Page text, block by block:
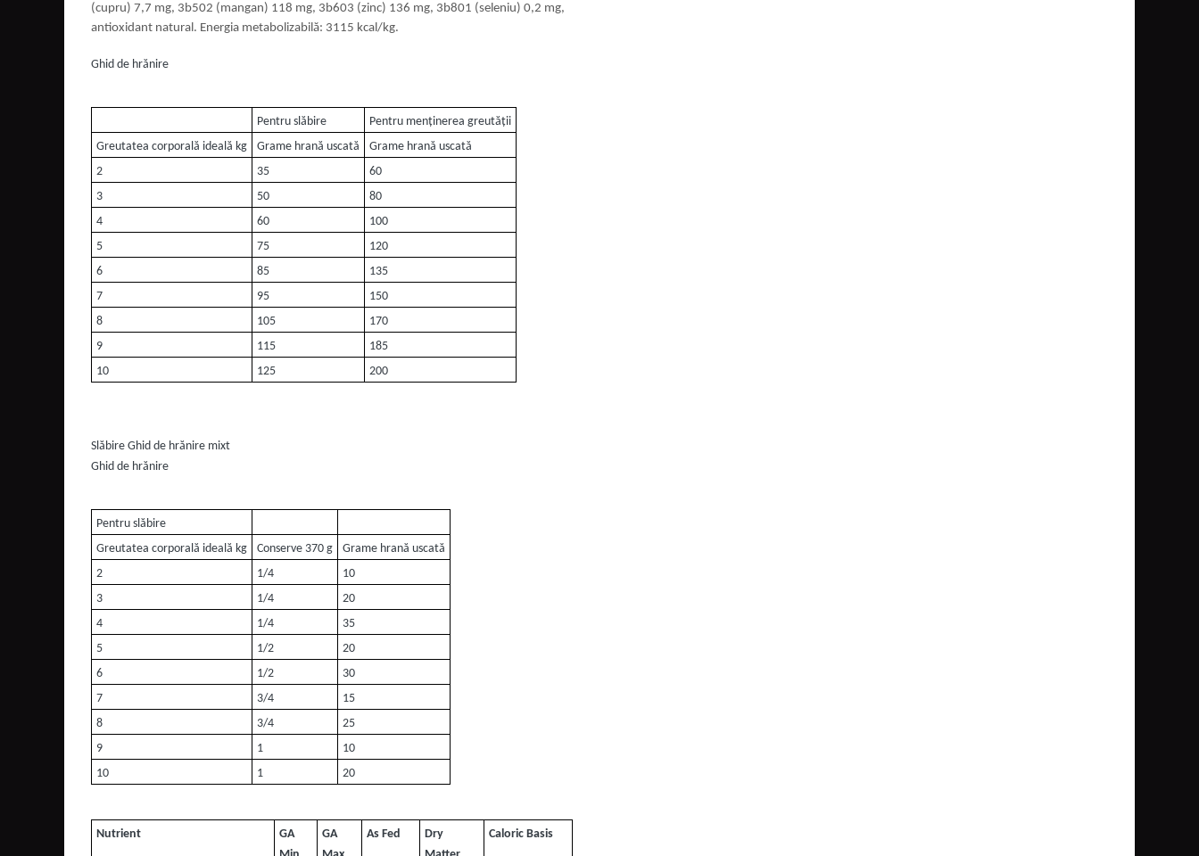
(cupru) 7,7 mg, 3b502 (mangan) 118 mg, 3b603 (zinc) 136 mg, 3b801 (seleniu) 0,2 mg,
antioxidant natural. Energia metabolizabilă: 3115 kcal/kg.
Ghid de hrănire
Pentru slăbire
Pentru menținerea greutății
Greutatea corporală ideală kg
Grame hrană uscată
Grame hrană uscată
2
35
60
3
50
80
4
60
100
5
75
120
6
85
135
7
95
150
8
105
170
9
115
185
10
125 200
Slăbire Ghid de hrănire mixt
Ghid de hrănire
Pentru slăbire
Greutatea corporală ideală kg
Conserve 370 g
Grame hrană uscată
2
1/4
10
3
1/4
20
4
1/4
35
5
1/2
20
6
1/2
30
7
3/4
15
8
3/4
25
9
1
10
10
1 20
Nutrient
GA
GA
As Fed
Dry
Caloric Basis